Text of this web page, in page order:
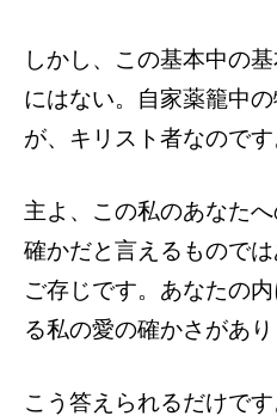
しかし、この基本中の
にはない。自家薬籠中
が、キリスト者なのです
主よ、この私のあなた
確かだと言えるもので
ご存じです。あなたの
る私の愛の確かさがあり
こう答えられるだけです